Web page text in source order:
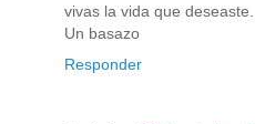
vivas la vida que deseaste.
Un basazo
Responder